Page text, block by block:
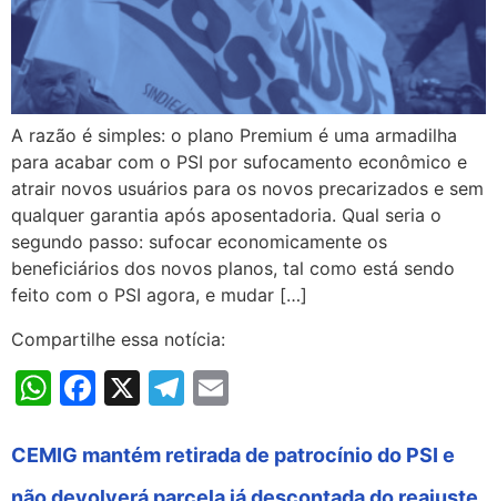
A razão é simples: o plano Premium é uma armadilha
para acabar com o PSI por sufocamento econômico e
atrair novos usuários para os novos precarizados e sem
qualquer garantia após aposentadoria. Qual seria o
segundo passo: sufocar economicamente os
beneficiários dos novos planos, tal como está sendo
feito com o PSI agora, e mudar […]
Compartilhe essa notícia:
WhatsApp
Facebook
X Telegram
CEMIG mantém retirada de patrocínio do PSI e